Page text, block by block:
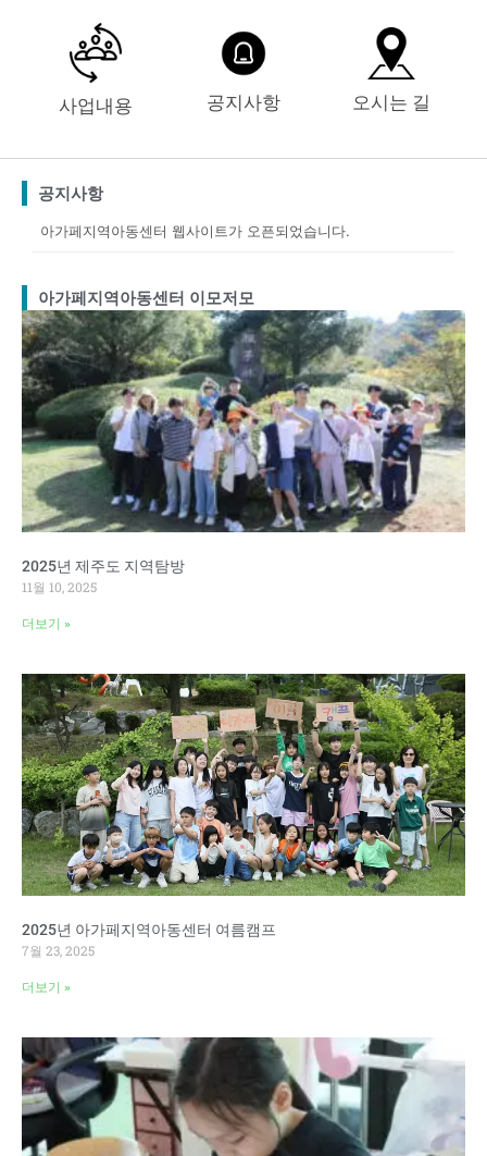
사업내용 공지사항 오시는 길
공지사항
아가페지역아동센터 웹사이트가 오픈되었습니다.
아가페지역아동센터 이모저모
2025년 제주도 지역탐방
11월 10, 2025
더보기 »
2025년 아가페지역아동센터 여름캠프
7월 23, 2025
더보기 »
PagePage